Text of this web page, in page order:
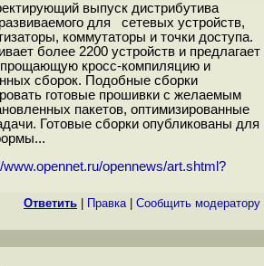
выпуск дистрибутива
для сетевых устройств,
коммутаторы и точки доступа.
более 2200 устройств и предлагает
кросс-компиляцию и
сборок. Подобные сборки
готовые прошивки с желаемым
пакетов, оптимизированные
Готовые сборки опубликованы для
www.opennet.ru/opennews/art.shtml?
Ответить Правка| Cообщить модератору